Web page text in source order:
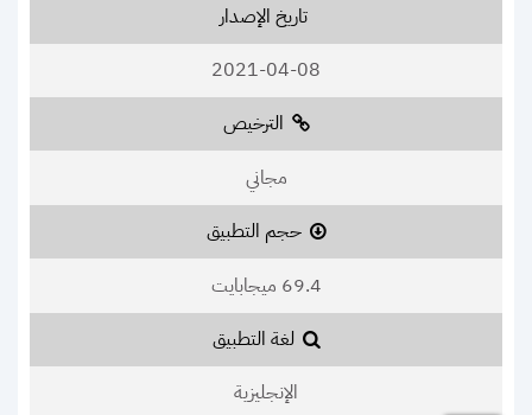
تاريخ الإصدار
2021-04-08
الترخيص
مجاني
حجم التطبيق
69.4 ميجابايت
لغة التطبيق
الإنجليزية